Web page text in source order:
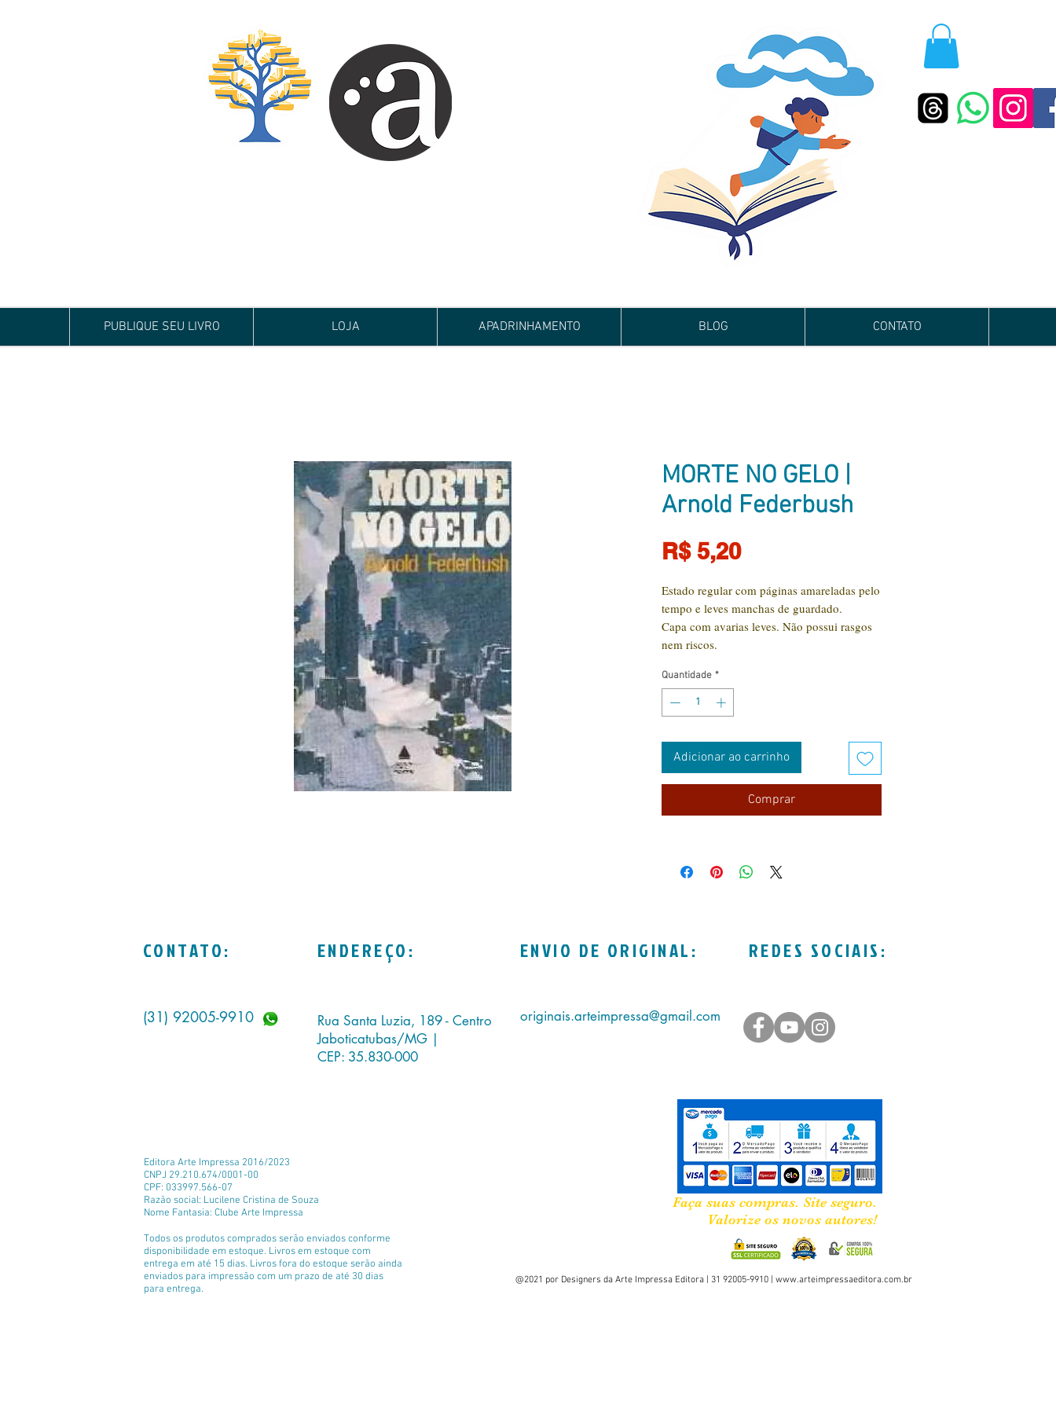
PUBLIQUE SEU LIVRO LOJA APADRINHAMENTO BLOG CONTATO
MORTE NO GELO |
Arnold Federbush
R$ 5,20Preço
Estado regular com páginas amareladas pelo
tempo e leves manchas de guardado.
Capa com avarias leves. Não possui rasgos
nem riscos.
Quantidade *
Adicionar ao carrinho
Comprar
CONTATO: ENDEREÇO: ENVIO DE ORIGINAL: REDES SOCIAIS:
(31) 92005-9910
Rua Santa Luzia, 189 - Centro
Jaboticatubas/MG |
CEP: 35.830-000
originais.arteimpressa@gmail.com
Editora Arte Impressa 2016/2023
CNPJ 29.210.674/0001-00
CPF: 033997.566-07
Razão social: Lucilene Cristina de Souza
Nome Fantasia: Clube Arte Impressa
Todos os produtos comprados serão enviados conforme
disponibilidade em estoque. Livros em estoque com
entrega em até 15 dias. Livros fora do estoque serão ainda
enviados para impressão com um prazo de até 30 dias
para entrega.
Faça suas compras. Site seguro.
Valorize os novos autores!
@2021 por Designers da Arte Impressa Editora | 31 92005-9910 | www.arteimpressaeditora.com.br